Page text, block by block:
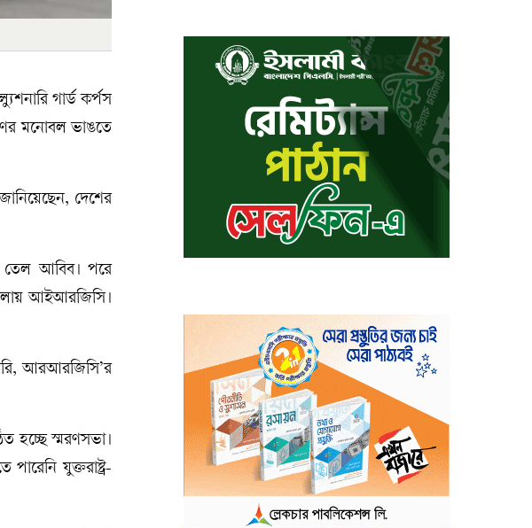
গার্ড কর্পস
মনোবল ভাঙতে
দেশের
তেল আবিব। পরে
চালায় আইআরজিসি।
আরআরজিসি’র
হচ্ছে স্মরণসভা।
যুক্তরাষ্ট্র-